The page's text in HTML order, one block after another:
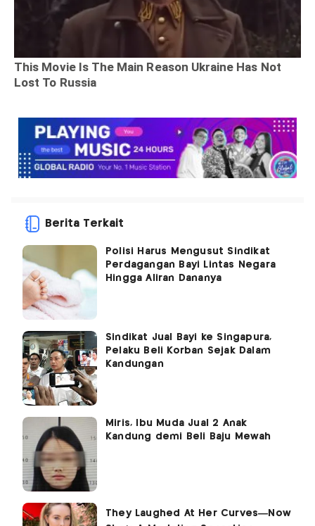
Berita Terkait
Polisi Harus Mengusut Sindikat
Perdagangan Bayi Lintas Negara
Hingga Aliran Dananya
Sindikat Jual Bayi ke Singapura,
Pelaku Beli Korban Sejak Dalam
Kandungan
Miris, Ibu Muda Jual 2 Anak
Kandung demi Beli Baju Mewah